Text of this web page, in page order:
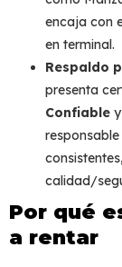
encaja con
en terminal.
Respaldo
presenta
Confiable y
calidad/
Por qué
a rentar